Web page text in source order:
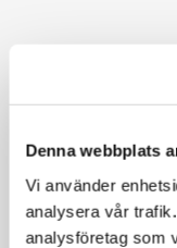
Denna webbplats
Vi använder
analysera vår
analysföretag som